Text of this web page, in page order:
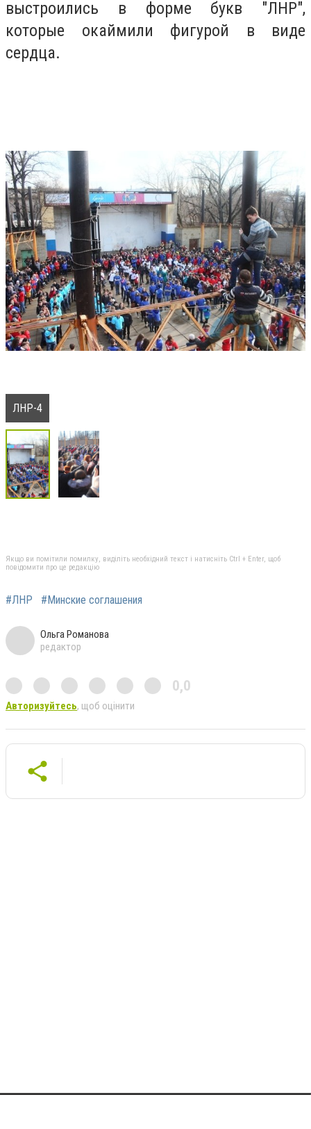
выстроились в форме букв "ЛНР",
которые окаймили фигурой в виде
сердца.
ЛНР-4
Якщо ви помітили помилку, виділіть необхідний текст і натисніть Ctrl + Enter, щоб
повідомити про це редакцію
#ЛНР #Минские соглашения
Ольга Романова
редактор
0,0
Авторизуйтесь, щоб оцінити